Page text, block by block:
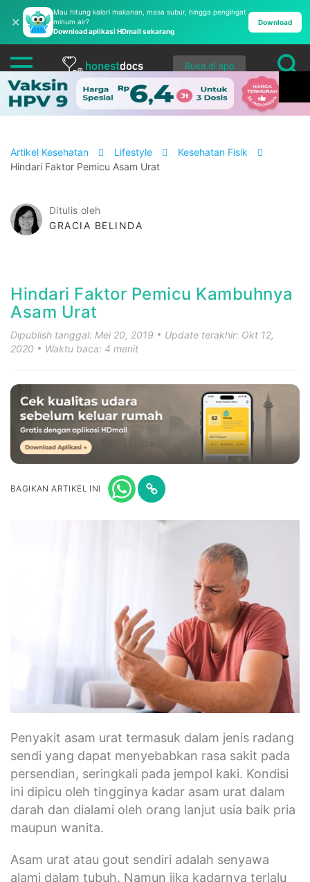
✕
Mau hitung kalori makanan, masa subur, hingga pengingat
minum air?
Download aplikasi HDmall sekarang
Download
Buka di app
Artikel Kesehatan Lifestyle
Kesehatan Fisik
Hindari Faktor Pemicu Asam Urat
Ditulis oleh
GRACIA BELINDA
Hindari Faktor Pemicu Kambuhnya
Asam Urat
Dipublish tanggal: Mei 20, 2019
Update terakhir: Okt 12,
2020
Waktu baca: 4 menit
BAGIKAN ARTIKEL INI
Penyakit asam urat termasuk dalam jenis radang
sendi yang dapat menyebabkan rasa sakit pada
persendian, seringkali pada jempol kaki. Kondisi
ini dipicu oleh tingginya kadar asam urat dalam
darah dan dialami oleh orang lanjut usia baik pria
maupun wanita.
Asam urat atau gout sendiri adalah senyawa
alami dalam tubuh. Namun jika kadarnya terlalu